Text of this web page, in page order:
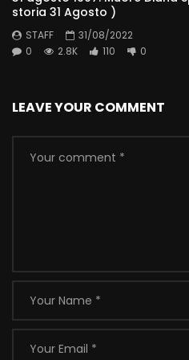
storia 31 Agosto )
STAFF
31/08/2022
0
2.8K 110 0
LEAVE YOUR COMMENT